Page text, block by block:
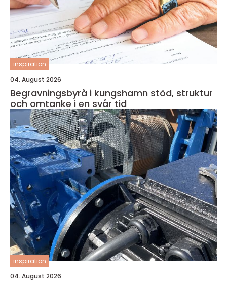
inspiration
04. August 2026
Begravningsbyrå i kungshamn stöd, struktur
och omtanke i en svår tid
inspiration
04. August 2026